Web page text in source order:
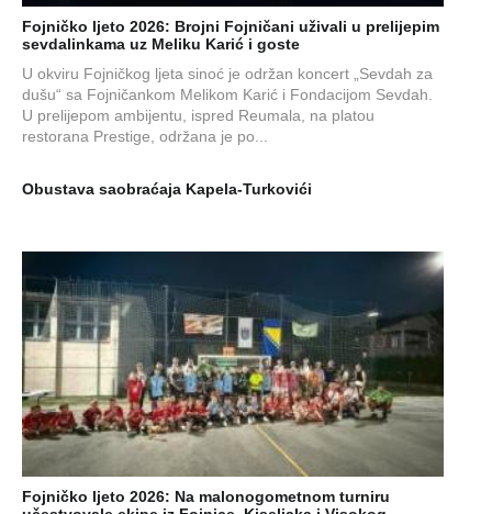
Fojničko ljeto 2026: Brojni Fojničani uživali u prelijepim
sevdalinkama uz Meliku Karić i goste
U okviru Fojničkog ljeta sinoć je održan koncert „Sevdah za
dušu“ sa Fojničankom Melikom Karić i Fondacijom Sevdah.
U prelijepom ambijentu, ispred Reumala, na platou
restorana Prestige, održana je po...
Obustava saobraćaja Kapela-Turkovići
Fojničko ljeto 2026: Na malonogometnom turniru